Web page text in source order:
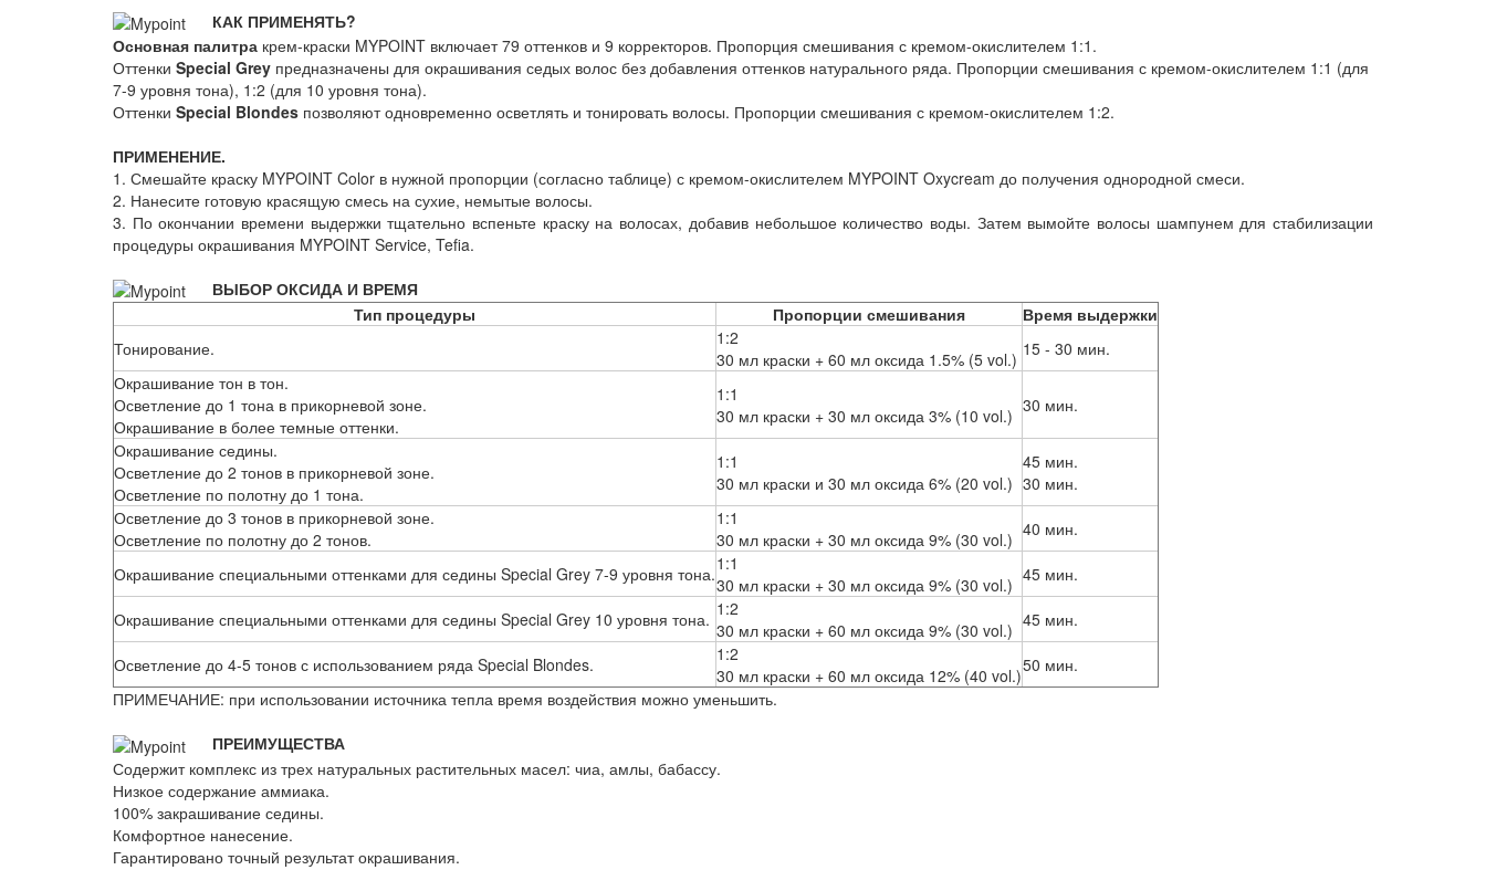
КАК ПРИМЕНЯТЬ?
Основная палитра крем-краски MYPOINT включает 79 оттенков и 9 корректоров. Пропорция смешивания с кремом-окислителем 1:1.
Оттенки Special Grey предназначены для окрашивания седых волос без добавления оттенков натурального ряда. Пропорции смешивания с кремом-окислителем 1:1 (для
7-9 уровня тона), 1:2 (для 10 уровня тона).
Оттенки Special Blondes позволяют одновременно осветлять и тонировать волосы. Пропорции смешивания с кремом-окислителем 1:2.
ПРИМЕНЕНИЕ.
1. Смешайте краску MYPOINT Color в нужной пропорции (согласно таблице) с кремом-окислителем MYPOINT Oxycream до получения однородной смеси.
2. Нанесите готовую красящую смесь на сухие, немытые волосы.
3. По окончании времени выдержки тщательно вспеньте краску на волосах, добавив небольшое количество воды. Затем вымойте волосы шампунем для стабилизации
процедуры окрашивания MYPOINT Service, Tefia.
ВЫБОР ОКСИДА И ВРЕМЯ
Тип процедуры
Пропорции смешивания
Время выдержки
Тонирование.
1:2
30 мл краски + 60 мл оксида 1.5% (5 vol.) 15 - 30 мин.
Окрашивание тон в тон.
Осветление до 1 тона в прикорневой зоне.
Окрашивание в более темные оттенки.
1:1
30 мл краски + 30 мл оксида 3% (10 vol.) 30 мин.
Окрашивание седины.
Осветление до 2 тонов в прикорневой зоне.
Осветление по полотну до 1 тона.
1:1
30 мл краски и 30 мл оксида 6% (20 vol.)
45 мин.
30 мин.
Осветление до 3 тонов в прикорневой зоне.
Осветление по полотну до 2 тонов.
1:1
30 мл краски + 30 мл оксида 9% (30 vol.) 40 мин.
Окрашивание специальными оттенками для седины Special Grey 7-9 уровня тона.1:1
30 мл краски + 30 мл оксида 9% (30 vol.) 45 мин.
Окрашивание специальными оттенками для седины Special Grey 10 уровня тона. 1:2
30 мл краски + 60 мл оксида 9% (30 vol.) 45 мин.
Осветление до 4-5 тонов с использованием ряда Special Blondes.
1:2
30 мл краски + 60 мл оксида 12% (40 vol.)50 мин.
ПРИМЕЧАНИЕ: при использовании источника тепла время воздействия можно уменьшить.
ПРЕИМУЩЕСТВА
Содержит комплекс из трех натуральных растительных масел: чиа, амлы, бабассу.
Низкое содержание аммиака.
100% закрашивание седины.
Комфортное нанесение.
Гарантировано точный результат окрашивания.